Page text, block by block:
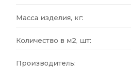
Масса изделия, кг:
Количество в м2, шт:
Производитель: